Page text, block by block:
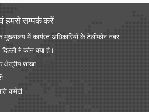
हमसे सम्‍पर्क करें
मुख्यालय में कार्यरत अधिकारियों के टेलीफोन नंबर
में कौन क्या है।
शाखा
कमेटी